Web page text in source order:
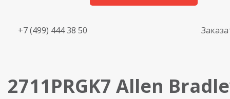
+7 (499) 444 38 50
2711PRGK7 Allen